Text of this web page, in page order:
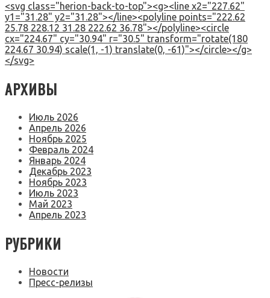
<svg class="herion-back-to-top"><g><line x2="227.62"
y1="31.28" y2="31.28"></line><polyline points="222.62
25.78 228.12 31.28 222.62 36.78"></polyline><circle
cx="224.67" cy="30.94" r="30.5" transform="rotate(180
224.67 30.94) scale(1, -1) translate(0, -61)"></circle></g>
</svg>
АРХИВЫ
Июль 2026
Апрель 2026
Ноябрь 2025
Февраль 2024
Январь 2024
Декабрь 2023
Ноябрь 2023
Июль 2023
Май 2023
Апрель 2023
РУБРИКИ
Новости
Пресс-релизы